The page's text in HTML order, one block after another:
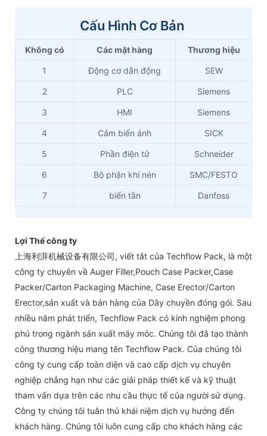
Cấu Hình Cơ Bản
Không có Các mặt hàng Thương hiệu
1 Động cơ dẫn động SEW
2 PLC Siemens
3 HMI Siemens
4 Cảm biến ảnh SICK
5 Phần điện tử Schneider
6 Bộ phận khí nén SMC/FESTO
7 biến tần Danfoss
Lợi Thế công ty
上海利湃机械设备有限公司, viết tắt của Techflow Pack, là một
công ty chuyên về Auger Filler,Pouch Case Packer,Case
Packer/Carton Packaging Machine, Case Erector/Carton
Erector,sản xuất và bán hàng của Dây chuyền đóng gói. Sau
nhiều năm phát triển, Techflow Pack có kinh nghiệm phong
phú trong ngành sản xuất máy móc. Chúng tôi đã tạo thành
công thương hiệu mang tên Techflow Pack. Của chúng tôi
công ty cung cấp toàn diện và cao cấp dịch vụ chuyên
nghiệp chẳng hạn như các giải pháp thiết kế và kỹ thuật
tham vấn dựa trên các nhu cầu thực tế của người sử dụng.
Công ty chúng tôi tuân thủ khái niệm dịch vụ hướng đến
khách hàng. Chúng tôi luôn cung cấp cho khách hàng các